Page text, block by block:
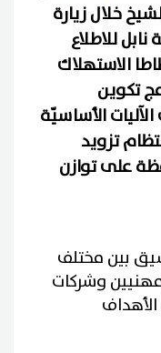
خلال زيارة
نابل للاطلاع
الاستهلاك
تكوين
الأساسيّة
تزويد
على توازن
بين مختلف
وشركات